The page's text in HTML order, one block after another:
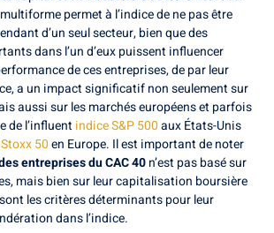
permet à l’indice de ne pas être
d’un seul secteur, bien que des
dans l’un d’eux puissent influencer
de ces entreprises, de par leur
a un impact significatif non seulement sur
aussi sur les marchés européens et parfois
de l’influent indice S&P 500aux États-Unis
50en Europe. Il est important de noter
entreprises du CAC 40n’est pas basé sur
mais bien sur leur capitalisation boursière
les critères déterminants pour leur
dans l’indice.